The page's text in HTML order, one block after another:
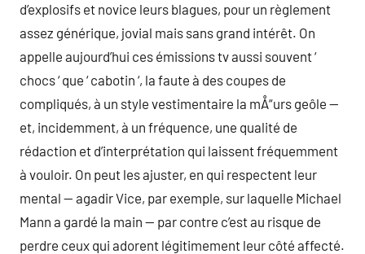
d’explosifs et novice leurs blagues, pour un règlement
assez générique, jovial mais sans grand intérêt. On
appelle aujourd’hui ces émissions tv aussi souvent ‘
chocs ‘ que ‘ cabotin ‘, la faute à des coupes de
compliqués, à un style vestimentaire la mÅ“urs geôle —
et, incidemment, à un fréquence, une qualité de
rédaction et d’interprétation qui laissent fréquemment
à vouloir. On peut les ajuster, en qui respectent leur
mental — agadir Vice, par exemple, sur laquelle Michael
Mann a gardé la main — par contre c’est au risque de
perdre ceux qui adorent légitimement leur côté affecté.